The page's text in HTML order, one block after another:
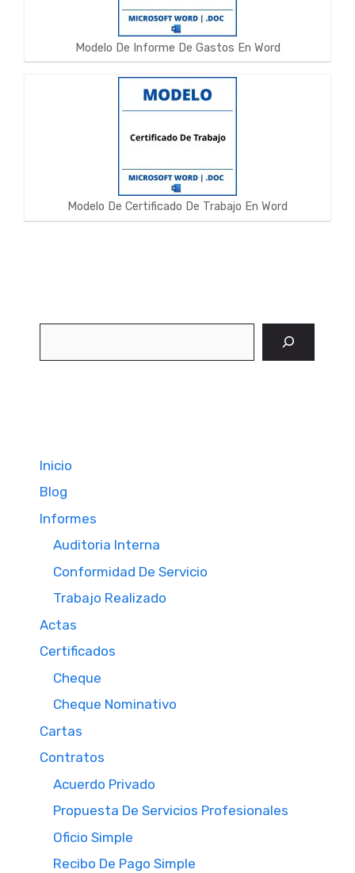
Modelo De Informe De Gastos En Word
Modelo De Certificado De Trabajo En Word
Inicio
Blog
Informes
Auditoria Interna
Conformidad De Servicio
Trabajo Realizado
Actas
Certificados
Cheque
Cheque Nominativo
Cartas
Contratos
Acuerdo Privado
Propuesta De Servicios Profesionales
Oficio Simple
Recibo De Pago Simple